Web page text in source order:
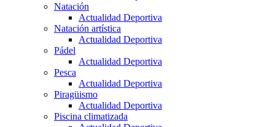
Natación
Actualidad Deportiva
Natación artística
Actualidad Deportiva
Pádel
Actualidad Deportiva
Pesca
Actualidad Deportiva
Piragüismo
Actualidad Deportiva
Piscina climatizada